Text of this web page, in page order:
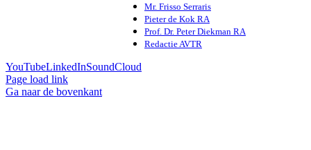
Mr. Frisso Serraris
Pieter de Kok RA
Prof. Dr. Peter Diekman RA
Redactie AVTR
YouTubeLinkedInSoundCloud
Page load link
Ga naar de bovenkant